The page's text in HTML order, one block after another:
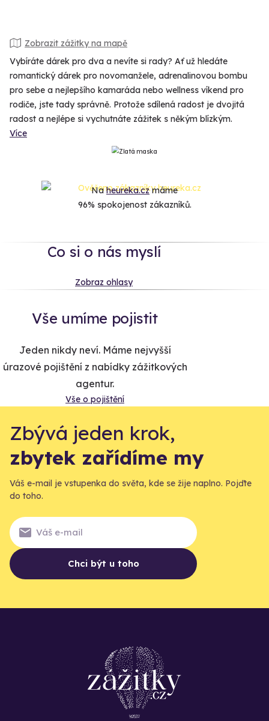
Zobrazit zážitky na mapě
Vybíráte dárek pro dva a nevíte si rady? Ať už hledáte
romantický dárek pro novomanžele, adrenalinovou bombu
pro sebe a nejlepšího kamaráda nebo wellness víkend pro
rodiče, jste tady správně. Protože sdílená radost je dvojitá
radost a nejlépe si vychutnáte zážitek s někým blízkým.
Více
Naheureka.czmáme
96% spokojenost zákazníků.
Co si o nás myslí
Zobraz ohlasy
Vše umíme pojistit
Jeden nikdy neví. Máme nejvyšší
úrazové pojištění z nabídky zážitkových
agentur.
Vše o pojištění
Zbývá jeden krok,
zbytek zařídíme my
Váš e-mail je vstupenka do světa, kde se žije naplno. Pojďte
do toho.
Chci být u toho